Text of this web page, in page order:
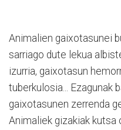
Animalien gaixotasunei
sarriago dute lekua
izurria, gaixotasun
tuberkulosia... Ezagunak
gaixotasunen zerrenda
Animaliek gizakiak